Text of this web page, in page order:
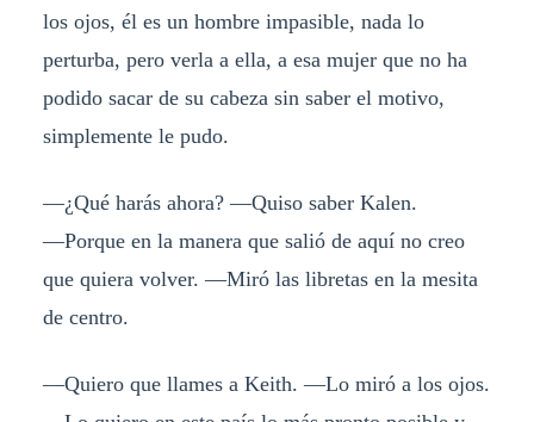
los ojos, él es un hombre impasible, nada lo
perturba, pero verla a ella, a esa mujer que no ha
podido sacar de su cabeza sin saber el motivo,
simplemente le pudo.
―¿Qué harás ahora? ―Quiso saber Kalen.
―Porque en la manera que salió de aquí no creo
que quiera volver. ―Miró las libretas en la mesita
de centro.
―Quiero que llames a Keith. ―Lo miró a los ojos.